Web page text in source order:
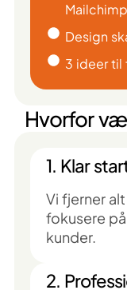
Design
3 ideer til
Hvorfor
1. Klar
Vi fjerner
fokusere
kunder.
2.